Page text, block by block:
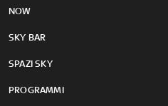
NOW
SKY BAR
SPAZI SKY
PROGRAMMI